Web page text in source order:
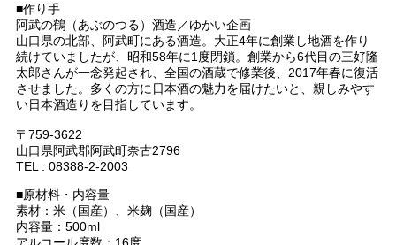
■作り手
阿武の鶴（あぶのつる）酒造／ゆかい企画
山口県の北部、阿武町にある酒造。大正4年に創業し地酒を作り
続けていましたが、昭和58年に1度閉鎖。創業から6代目の三好隆
太郎さんが一念発起され、全国の酒蔵で修業後、2017年春に復活
させました。多くの方に日本酒の魅力を届けたいと、親しみやす
い日本酒造りを目指しています。
〒759-3622
山口県阿武郡阿武町奈古2796
TEL : 08388-2-2003
■原材料・内容量
素材：米（国産）、米麹（国産）
内容量：500ml
アルコール度数：16度